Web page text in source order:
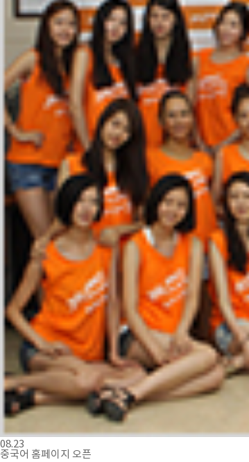
08.23
중국어 홈페이지 오픈